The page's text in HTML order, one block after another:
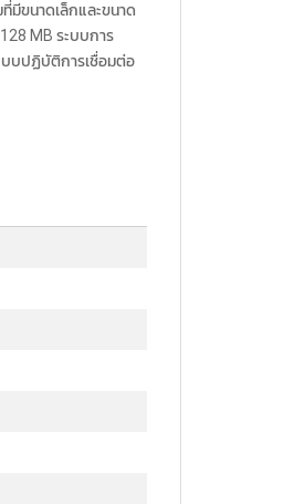
มีขนาดเล็กและขนาด
MB ระบบการ
บบปฏิบัติการเชื่อมต่อ